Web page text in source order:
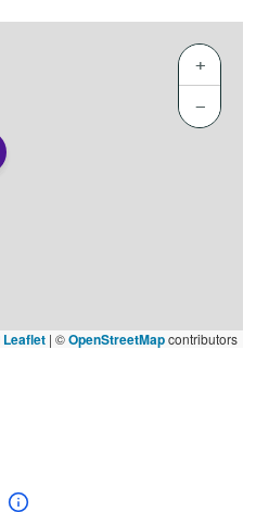
+
−
Leaflet | ©OpenStreetMapcontributors